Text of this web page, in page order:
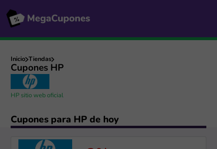
Inicio Tiendas
Cupones HP
HP sitio web oficial
Cupones para HP de hoy